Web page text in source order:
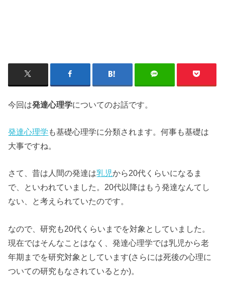
今回は発達心理学についてのお話です。
発達心理学 も基礎心理学に分類されます。何事も基礎は
大事ですね。
さて、昔は人間の発達は乳児から20代くらいになるま
で、といわれていました。20代以降はもう発達なんてし
ない、と考えられていたのです。
なので、研究も20代くらいまでを対象としていました。
現在ではそんなことはなく、発達心理学では乳児から老
年期までを研究対象としています(さらには死後の心理に
ついての研究もなされているとか)。